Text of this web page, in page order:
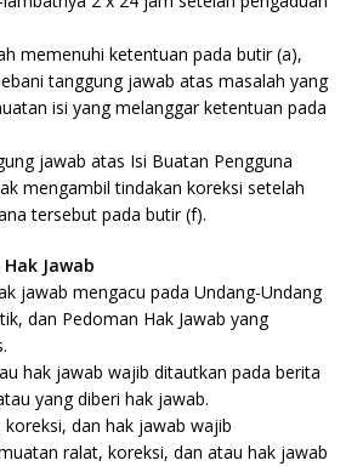
memenuhi ketentuan pada butir (a),
tanggung jawab atas masalah yang
isi yang melanggar ketentuan pada
jawab atas Isi Buatan Pengguna
mengambil tindakan koreksi setelah
tersebut pada butir (f).
Jawab
jawab mengacu pada Undang-Undang
dan Pedoman Hak Jawab yang
hak jawab wajib ditautkan pada berita
yang diberi hak jawab.
dan hak jawab wajib
ralat, koreksi, dan atau hak jawab